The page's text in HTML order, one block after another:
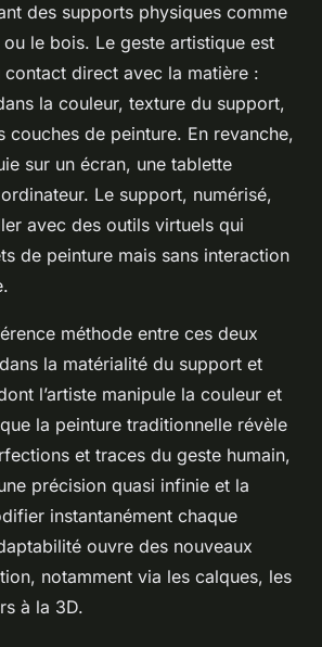
des supports physiques comme
le bois. Le geste artistique est
contact direct avec la matière :
la couleur, texture du support,
couches de peinture. En revanche,
sur un écran, une tablette
Le support, numérisé,
avec des outils virtuels qui
de peinture mais sans interaction
méthode entre ces deux
la matérialité du support et
l’artiste manipule la couleur et
la peinture traditionnelle révèle
et traces du geste humain,
précision quasi infinie et la
instantanément chaque
ouvre des nouveaux
notamment via les calques, les
à la 3D.